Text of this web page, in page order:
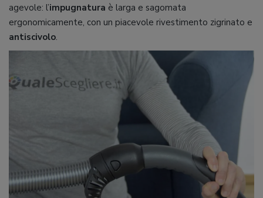
agevole: l’impugnatura è larga e sagomata
ergonomicamente, con un piacevole rivestimento zigrinato e
antiscivolo.